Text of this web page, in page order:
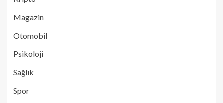
Magazin
Otomobil
Psikoloji
Sağlık
Spor